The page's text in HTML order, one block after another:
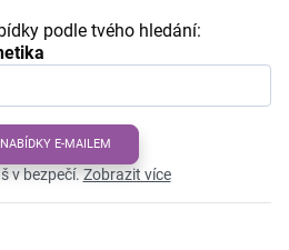
podle tvého hledání:
E-MAILEM
v bezpečí.Zobrazit více